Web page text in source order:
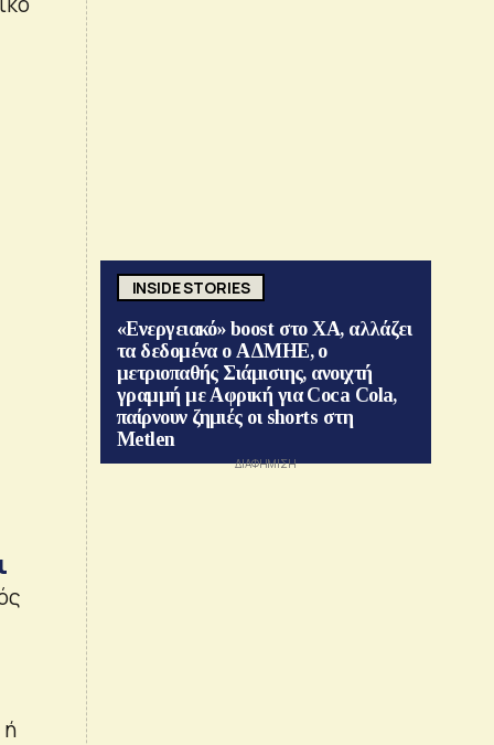
ή
INSIDE STORIES
«Ενεργειακό» boost στο ΧΑ, αλλάζει
τα δεδομένα ο ΑΔΜΗΕ, ο
μετριοπαθής Σιάμισιης, ανοιχτή
γραμμή με Αφρική για Coca Cola,
παίρνουν ζημιές οι shorts στη
Metlen